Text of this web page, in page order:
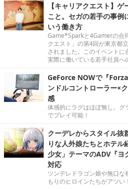
【キャリアクエスト】
こと。セガの若手の事例
いう働き方
Game*Sparkと4Gamerの合
クエスト」の第4回が東京都
されました。このイベント
実際に働いている若手社員へ
GeForce NOWで『
ンドルコントローラー×
感
体感的にラグはほぼ無し。グ
でプレイ可能！
クーデレからスタイル抜
りな人外娘たちとホテ
少女」テーマのADV『ヨ
対応
ツンデレドラゴン娘や無口な
もりのヒロインたちがアツい！